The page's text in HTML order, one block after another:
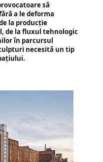
să
a le deforma
la producție
de la fluxul tehnologic
în parcursul
necesită un tip